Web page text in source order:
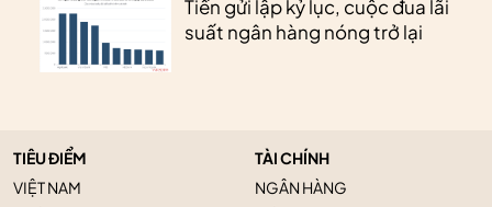
Tiền gửi lập kỷ lục, cuộc đua lãi
suất ngân hàng nóng trở lại
TIÊU ĐIỂM
VIỆT NAM
TÀI CHÍNH
NGÂN HÀNG